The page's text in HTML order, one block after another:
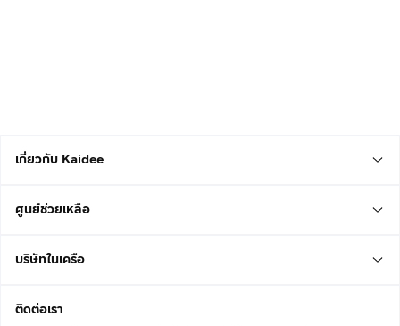
เกี่ยวกับ Kaidee
ศูนย์ช่วยเหลือ
บริษัทในเครือ
ติดต่อเรา